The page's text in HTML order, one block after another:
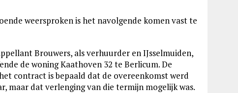
weersproken is het navolgende komen vast te
Brouwers, als verhuurder en IJsselmuiden,
de woning Kaathoven 32 te Berlicum. De
contract is bepaald dat de overeenkomst werd
maar dat verlenging van die termijn mogelijk was.